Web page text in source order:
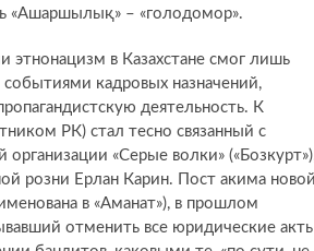
«Ашаршылық» – «голодомор».
этнонацизм в Казахстане смог лишь
кадровых назначений,
деятельность. К
РК) стал тесно связанный с
«Серые волки»
розни Ерлан Карин. Пост акима
в «Аманат»), в прошлом
отменить все юридические